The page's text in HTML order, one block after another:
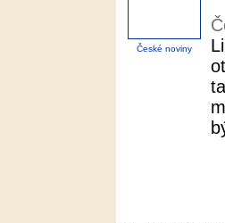
České noviny